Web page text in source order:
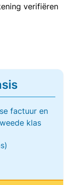
verifiëren
factuur en
klas